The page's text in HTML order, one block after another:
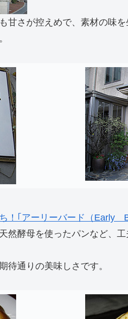
甘さが控えめで、素材の味
！｢アーリーバード（Early
然酵母を使ったパンなど、
待通りの美味しさです。